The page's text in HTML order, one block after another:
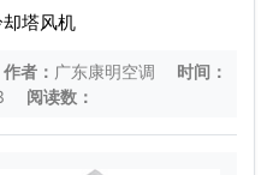
塔风机
作者： 广东康明空调
时间：
阅读数：